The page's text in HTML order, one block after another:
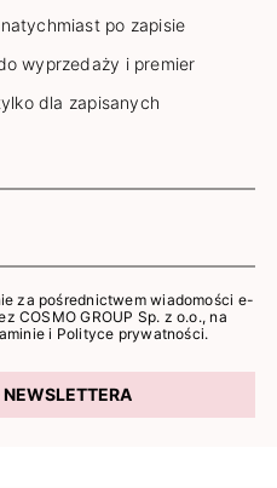
po zapisie
wyprzedaży i premier
dla zapisanych
za pośrednictwem wiadomości e-
COSMO GROUP Sp. z o.o., na
i Polityce prywatności.